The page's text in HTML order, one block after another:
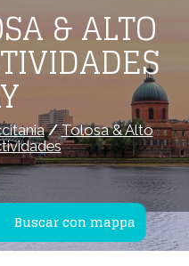
Buscar con mappa
& ALTO
/Tolosa & Alto